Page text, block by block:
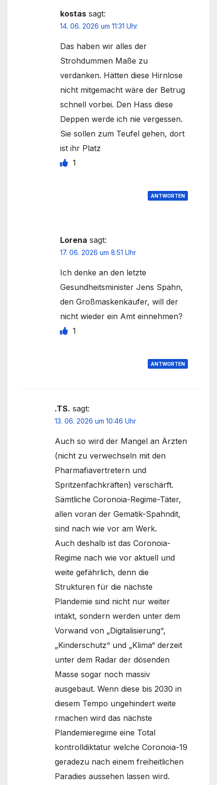
kostas sagt:
14. 06. 2026 um 11:31 Uhr
Das haben wir alles der
Strohdummen Maße zu
verdanken. Hätten diese Hirnlose
nicht mitgemacht wäre der Betrug
schnell vorbei. Den Hass diese
Deppen werde ich nie vergessen.
Sie sollen zum Teufel gehen, dort
ist ihr Platz
1
ANTWORTEN
Lorena sagt:
17. 06. 2026 um 8:51 Uhr
Ich denke an den letzte
Gesundheitsminister Jens Spahn,
den Großmaskenkäufer, will der
nicht wieder ein Amt einnehmen?
1
ANTWORTEN
.TS. sagt:
13. 06. 2026 um 10:46 Uhr
Auch so wird der Mangel an Ärzten
(nicht zu verwechseln mit den
Pharmafiavertretern und
Spritzenfachkräften) verschärft.
Sämtliche Coronoia-Regime-Täter,
allen voran der Gematik-Spahndit,
sind nach wie vor am Werk.
Auch deshalb ist das Coronoia-
Regime nach wie vor aktuell und
weite gefährlich, denn die
Strukturen für die nächste
Plandemie sind nicht nur weiter
intakt, sondern werden unter dem
Vorwand von „Digitalisierung“,
„Kinderschutz“ und „Klima“ derzeit
unter dem Radar der dösenden
Masse sogar noch massiv
ausgebaut. Wenn diese bis 2030 in
diesem Tempo ungehindert weite
rmachen wird das nächste
Plandemieregime eine Total
kontrolldiktatur welche Coronoia-19
geradezu nach einem freiheitlichen
Paradies aussehen lassen wird.